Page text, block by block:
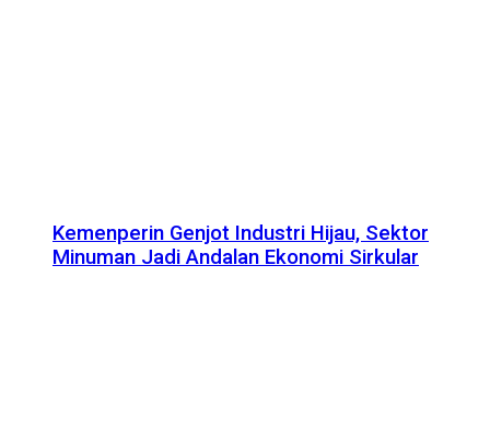
Kemenperin Genjot Industri Hijau, Sektor
Minuman Jadi Andalan Ekonomi Sirkular